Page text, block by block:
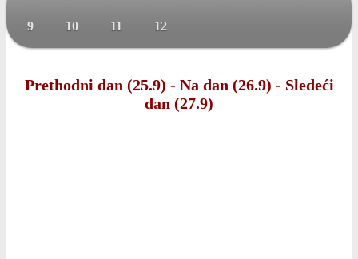
9 10 11 12
Prethodni dan (25.9) - Na dan (26.9) - Sledeći
dan (27.9)